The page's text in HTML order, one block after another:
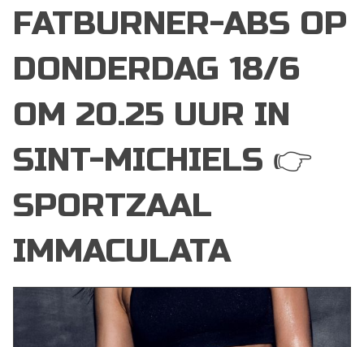
FATBURNER-ABS OP
DONDERDAG 18/6
OM 20.25 UUR IN
SINT-MICHIELS 👉
SPORTZAAL
IMMACULATA